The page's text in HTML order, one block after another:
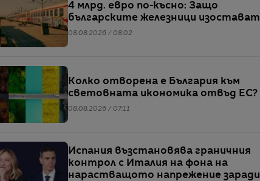
4 млрд. евро по-късно: Защо
българските железници изостават
08.08.2026 / 08:02
Колко отворена е България към
световната икономика отвъд ЕС?
08.08.2026 / 07:11
Испания възстановява граничния
контрол с Италия на фона на
нарастващото напрежение заради